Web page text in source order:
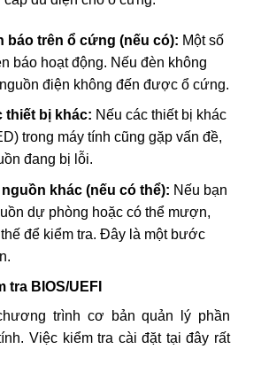
báo trên ổ cứng (nếu có): Một số
báo hoạt động. Nếu đèn không
điện không đến được ổ cứng.
thiết bị khác: Nếu các thiết bị khác
trong máy tính cũng gặp vấn đề,
đang bị lỗi.
khác (nếu có thể): Nếu bạn
dự phòng hoặc có thể mượn,
để kiểm tra. Đây là một bước
tra BIOS/UEFI
trình cơ bản quản lý phần
Việc kiểm tra cài đặt tại đây rất